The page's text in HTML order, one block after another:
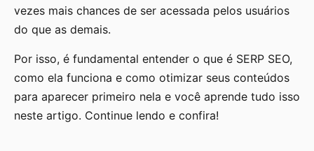
vezes mais chances de ser acessada pelos usuários
do que as demais.
Por isso, é fundamental entender o que é SERP SEO,
como ela funciona e como otimizar seus conteúdos
para aparecer primeiro nela e você aprende tudo isso
neste artigo. Continue lendo e confira!